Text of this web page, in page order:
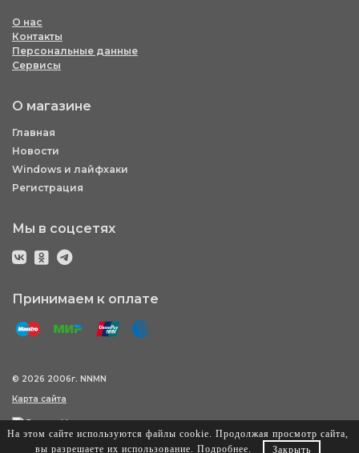
О нас
Контакты
Персональные данные
Сервисы
О магазине
Главная
Новости
Windows и лайфхаки
Регистрация
Мы в соцсетях
Принимаем к оплате
© 2026 2006г. NNMN
Карта сайта
На этом сайте используются файлы cookie. Продолжая просмотр сайта,
вы разрешаете их использование. Подробнее. Закрыть